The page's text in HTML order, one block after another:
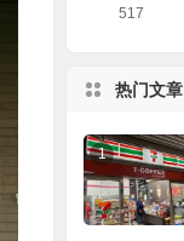
517
热门文章
1